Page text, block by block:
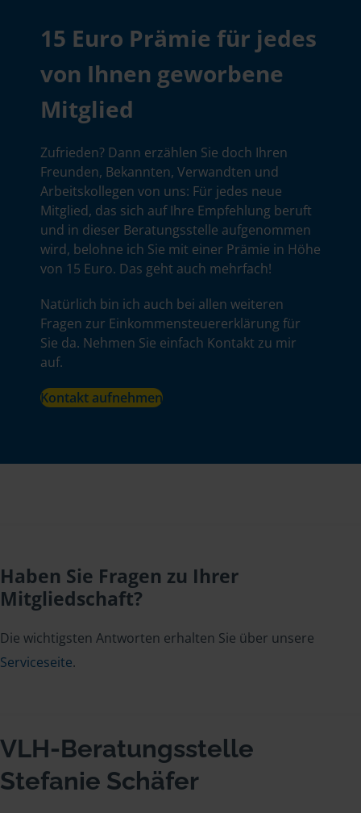
15 Euro Prämie für jedes
von Ihnen geworbene
Mitglied
Zufrieden? Dann erzählen Sie doch Ihren
Freunden, Bekannten, Verwandten und
Arbeitskollegen von uns: Für jedes neue
Mitglied, das sich auf Ihre Empfehlung beruft
und in dieser Beratungsstelle aufgenommen
wird, belohne ich Sie mit einer Prämie in Höhe
von 15 Euro. Das geht auch mehrfach!
Natürlich bin ich auch bei allen weiteren
Fragen zur Einkommensteuererklärung für
Sie da. Nehmen Sie einfach Kontakt zu mir
auf.
Kontakt aufnehmen
Haben Sie Fragen zu Ihrer
Mitgliedschaft?
Die wichtigsten Antworten erhalten Sie über unsere
Serviceseite.
VLH-Beratungsstelle
Stefanie Schäfer